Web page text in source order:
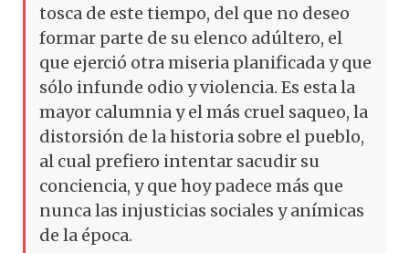
tosca de este tiempo, del que no deseo
formar parte de su elenco adúltero, el
que ejerció otra miseria planificada y que
sólo infunde odio y violencia. Es esta la
mayor calumnia y el más cruel saqueo, la
distorsión de la historia sobre el pueblo,
al cual prefiero intentar sacudir su
conciencia, y que hoy padece más que
nunca las injusticias sociales y anímicas
de la época.